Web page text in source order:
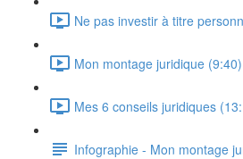
Ne pas investir à titre
Mon montage juridique (9:40)
Mes 6 conseils juridiques
Infographie - Mon montage